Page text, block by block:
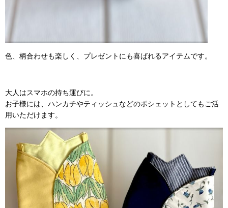
色、柄合わせも楽しく、プレゼントにも喜ばれるアイテムです。
大人はスマホの持ち運びに。
お子様には、ハンカチやティッシュなどのポシェットとしてもご活
用いただけます。